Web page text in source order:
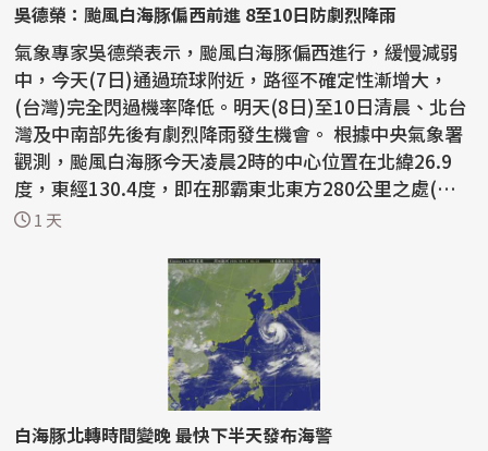
吳德榮：颱風白海豚偏西前進 8至10日防劇烈降雨
氣象專家吳德榮表示，颱風白海豚偏西進行，緩慢減弱
中，今天(7日)通過琉球附近，路徑不確定性漸增大，
(台灣)完全閃過機率降低。明天(8日)至10日清晨、北台
灣及中南部先後有劇烈降雨發生機會。 根據中央氣象署
觀測，颱風白海豚今天凌晨2時的中心位置在北緯26.9
度，東經130.4度，即在那霸東北東方280公里之處(台
北東北東...
1 天
白海豚北轉時間變晚 最快下半天發布海警